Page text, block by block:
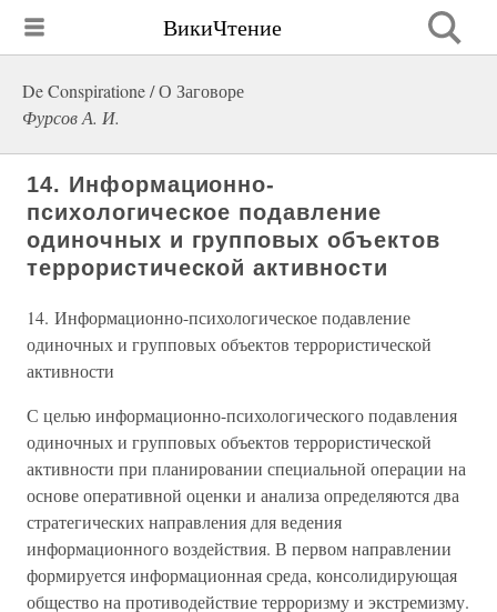
ВикиЧтение
De Conspiratione / О Заговоре
Фурсов А. И.
14. Информационно-
психологическое подавление
одиночных и групповых объектов
террористической активности
14. Информационно-психологическое подавление
одиночных и групповых объектов террористической
активности
С целью информационно-психологического подавления
одиночных и групповых объектов террористической
активности при планировании специальной операции на
основе оперативной оценки и анализа определяются два
стратегических направления для ведения
информационного воздействия. В первом направлении
формируется информационная среда, консолидирующая
общество на противодействие терроризму и экстремизму.